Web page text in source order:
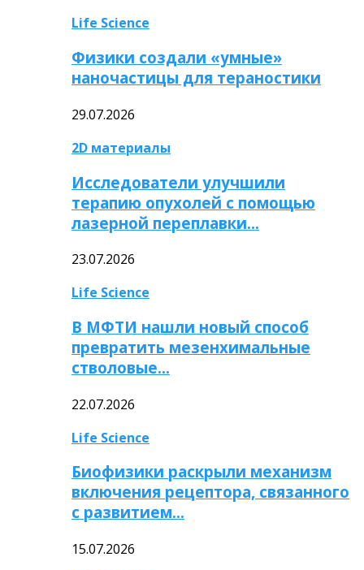
Life Science
Физики создали «умные»
наночастицы для тераностики
29.07.2026
2D материалы
Исследователи улучшили
терапию опухолей с помощью
лазерной переплавки…
23.07.2026
Life Science
В МФТИ нашли новый способ
превратить мезенхимальные
стволовые…
22.07.2026
Life Science
Биофизики раскрыли механизм
включения рецептора, связанного
с развитием…
15.07.2026